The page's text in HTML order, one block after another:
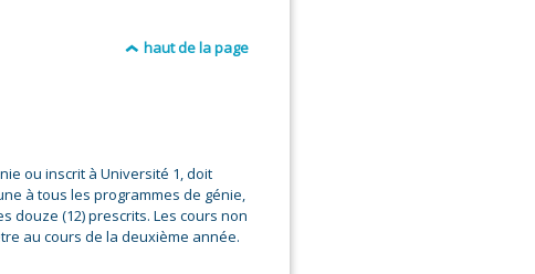
haut de la page
ou inscrit à Université 1, doit
à tous les programmes de génie,
douze (12) prescrits. Les cours non
au cours de la deuxième année.